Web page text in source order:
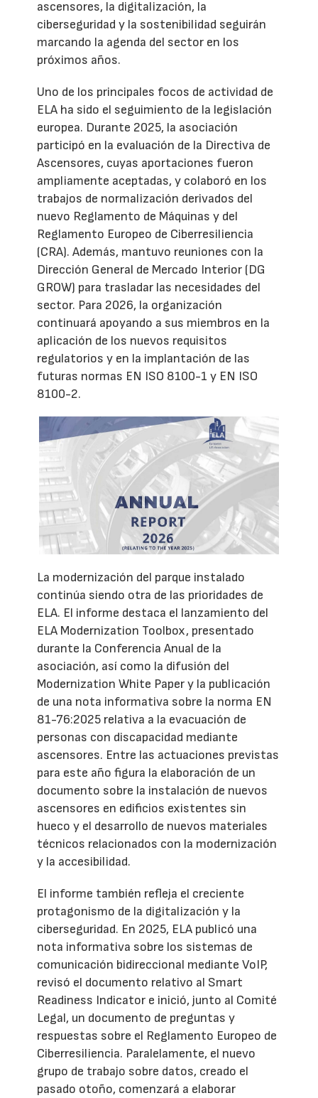
ascensores, la digitalización, la
ciberseguridad y la sostenibilidad seguirán
marcando la agenda del sector en los
próximos años.
Uno de los principales focos de actividad de
ELA ha sido el seguimiento de la legislación
europea. Durante 2025, la asociación
participó en la evaluación de la Directiva de
Ascensores, cuyas aportaciones fueron
ampliamente aceptadas, y colaboró en los
trabajos de normalización derivados del
nuevo Reglamento de Máquinas y del
Reglamento Europeo de Ciberresiliencia
(CRA). Además, mantuvo reuniones con la
Dirección General de Mercado Interior (DG
GROW) para trasladar las necesidades del
sector. Para 2026, la organización
continuará apoyando a sus miembros en la
aplicación de los nuevos requisitos
regulatorios y en la implantación de las
futuras normas EN ISO 8100-1 y EN ISO
8100-2.
La modernización del parque instalado
continúa siendo otra de las prioridades de
ELA. El informe destaca el lanzamiento del
ELA Modernization Toolbox, presentado
durante la Conferencia Anual de la
asociación, así como la difusión del
Modernization White Paper y la publicación
de una nota informativa sobre la norma EN
81-76:2025 relativa a la evacuación de
personas con discapacidad mediante
ascensores. Entre las actuaciones previstas
para este año figura la elaboración de un
documento sobre la instalación de nuevos
ascensores en edificios existentes sin
hueco y el desarrollo de nuevos materiales
técnicos relacionados con la modernización
y la accesibilidad.
El informe también refleja el creciente
protagonismo de la digitalización y la
ciberseguridad. En 2025, ELA publicó una
nota informativa sobre los sistemas de
comunicación bidireccional mediante VoIP,
revisó el documento relativo al Smart
Readiness Indicator e inició, junto al Comité
Legal, un documento de preguntas y
respuestas sobre el Reglamento Europeo de
Ciberresiliencia. Paralelamente, el nuevo
grupo de trabajo sobre datos, creado el
pasado otoño, comenzará a elaborar